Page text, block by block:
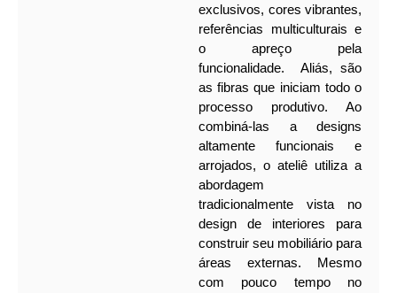
exclusivos, cores vibrantes,
referências multiculturais e
o apreço pela
funcionalidade.
Aliás, são
as fibras que iniciam todo o
processo produtivo. Ao
combiná-las a designs
altamente funcionais e
arrojados, o ateliê utiliza a
abordagem
tradicionalmente vista no
design de interiores para
construir seu mobiliário para
áreas externas. Mesmo
com pouco tempo no